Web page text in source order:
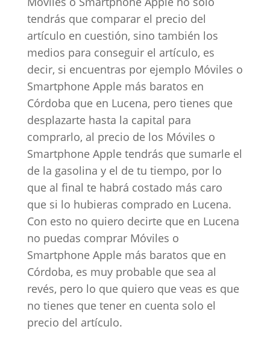
tendrás que comparar el precio del
artículo en cuestión, sino también los
medios para conseguir el artículo, es
decir, si encuentras por ejemplo Móviles o
Smartphone Apple más baratos en
Córdoba que en Lucena, pero tienes que
desplazarte hasta la capital para
comprarlo, al precio de los Móviles o
Smartphone Apple tendrás que sumarle el
de la gasolina y el de tu tiempo, por lo
que al final te habrá costado más caro
que si lo hubieras comprado en Lucena.
Con esto no quiero decirte que en Lucena
no puedas comprar Móviles o
Smartphone Apple más baratos que en
Córdoba, es muy probable que sea al
revés, pero lo que quiero que veas es que
no tienes que tener en cuenta solo el
precio del artículo.